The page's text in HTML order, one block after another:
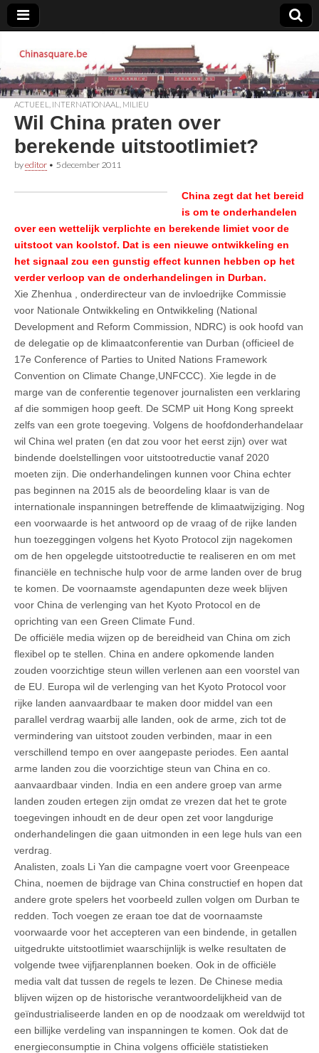
Chinasquare.be
ACTUEEL INTERNATIONAAL MILIEU
Wil China praten over
berekende uitstootlimiet?
byeditor • 5 december 2011
China zegt dat het bereid
is om te onderhandelen
over een wettelijk verplichte en berekende limiet voor de
uitstoot van koolstof. Dat is een nieuwe ontwikkeling en
het signaal zou een gunstig effect kunnen hebben op het
verder verloop van de onderhandelingen in Durban.
Xie Zhenhua , onderdirecteur van de invloedrijke Commissie
voor Nationale Ontwikkeling en Ontwikkeling (National
Development and Reform Commission, NDRC) is ook hoofd van
de delegatie op de klimaatconferentie van Durban (officieel de
17e Conference of Parties to United Nations Framework
Convention on Climate Change,UNFCCC). Xie legde in de
marge van de conferentie tegenover journalisten een verklaring
af die sommigen hoop geeft. De SCMP uit Hong Kong spreekt
zelfs van een grote toegeving. Volgens de hoofdonderhandelaar
wil China wel praten (en dat zou voor het eerst zijn) over wat
bindende doelstellingen voor uitstootreductie vanaf 2020
moeten zijn. Die onderhandelingen kunnen voor China echter
pas beginnen na 2015 als de beoordeling klaar is van de
internationale inspanningen betreffende de klimaatwijziging. Nog
een voorwaarde is het antwoord op de vraag of de rijke landen
hun toezeggingen volgens het Kyoto Protocol zijn nagekomen
om de hen opgelegde uitstootreductie te realiseren en om met
financiële en technische hulp voor de arme landen over de brug
te komen. De voornaamste agendapunten deze week blijven
voor China de verlenging van het Kyoto Protocol en de
oprichting van een Green Climate Fund.
De officiële media wijzen op de bereidheid van China om zich
flexibel op te stellen. China en andere opkomende landen
zouden voorzichtige steun willen verlenen aan een voorstel van
de EU. Europa wil de verlenging van het Kyoto Protocol voor
rijke landen aanvaardbaar te maken door middel van een
parallel verdrag waarbij alle landen, ook de arme, zich tot de
vermindering van uitstoot zouden verbinden, maar in een
verschillend tempo en over aangepaste periodes. Een aantal
arme landen zou die voorzichtige steun van China en co.
aanvaardbaar vinden. India en een andere groep van arme
landen zouden ertegen zijn omdat ze vrezen dat het te grote
toegevingen inhoudt en de deur open zet voor langdurige
onderhandelingen die gaan uitmonden in een lege huls van een
verdrag.
Analisten, zoals Li Yan die campagne voert voor Greenpeace
China, noemen de bijdrage van China constructief en hopen dat
andere grote spelers het voorbeeld zullen volgen om Durban te
redden. Toch voegen ze eraan toe dat de voornaamste
voorwaarde voor het accepteren van een bindende, in getallen
uitgedrukte uitstootlimiet waarschijnlijk is welke resultaten de
volgende twee vijfjarenplannen boeken. Ook in de officiële
media valt dat tussen de regels te lezen. De Chinese media
blijven wijzen op de historische verantwoordelijkheid van de
geïndustrialiseerde landen en op de noodzaak om wereldwijd tot
een billijke verdeling van inspanningen te komen. Ook dat de
energieconsumptie in China volgens officiële statistieken